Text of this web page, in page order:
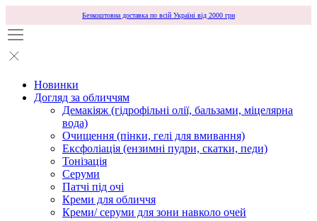
Безкоштовна доставка по всій Україні від 2000 грн
Новинки
Догляд за обличчям
Демакіяж (гідрофільні олії, бальзами, міцелярна
вода)
Очищення (пінки, гелі для вмивання)
Ексфоліація (ензимні пудри, скатки, педи)
Тонізація
Серуми
Патчі під очі
Креми для обличчя
Креми/ серуми для зони навколо очей